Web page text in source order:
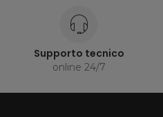
Supporto tecnico
online 24/7